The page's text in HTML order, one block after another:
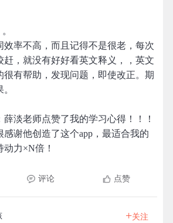
效率不高，而且记得不是很老，每次
赶，就没有好好看英文释义，，英文
很有帮助，发现问题，即使改正。期
淡老师点赞了我的学习心得！！！
感谢他创造了这个app，最适合我的
力×N倍！
评论 点赞
+关注